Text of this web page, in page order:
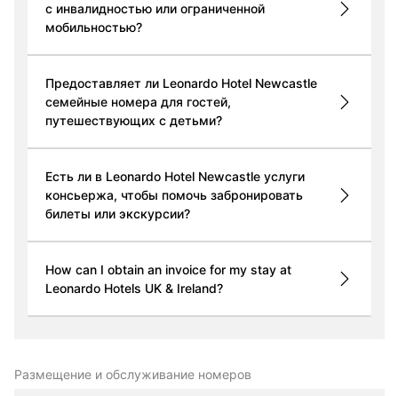
с инвалидностью или ограниченной
мобильностью?
Предоставляет ли Leonardo Hotel Newcastle
семейные номера для гостей,
путешествующих с детьми?
Есть ли в Leonardo Hotel Newcastle услуги
консьержа, чтобы помочь забронировать
билеты или экскурсии?
How can I obtain an invoice for my stay at
Leonardo Hotels UK & Ireland?
Размещение и обслуживание номеров